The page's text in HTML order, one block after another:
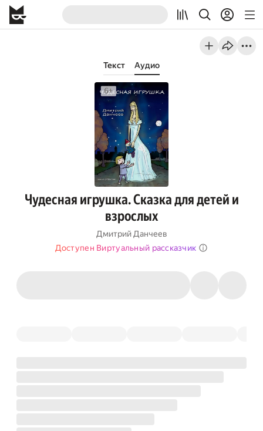
Текст Аудио
Чудесная игрушка. Сказка для детей и
взрослых
Дмитрий Данчеев
Доступен Виртуальный рассказчик